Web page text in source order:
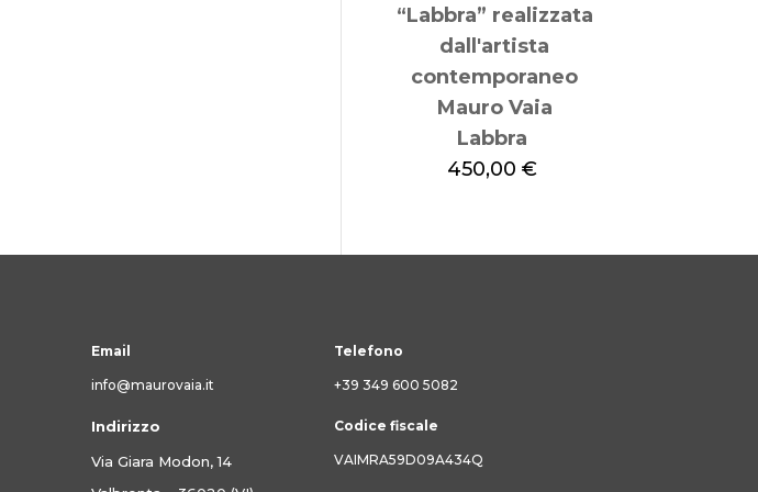
Labbra
450,00€
Email
info@maurovaia.it
Indirizzo
Via Giara Modon, 14
Telefono
+39 349 600 5082
Codice fiscale
VAIMRA59D09A434Q